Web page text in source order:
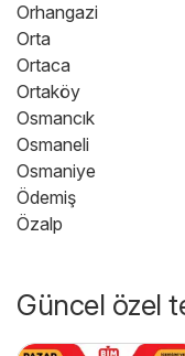
Orhangazi
Orta
Ortaca
Ortaköy
Osmancık
Osmaneli
Osmaniye
Ödemiş
Özalp
Güncel özel